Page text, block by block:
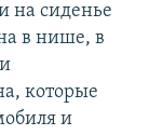
на сиденье
в нише, в
которые
и